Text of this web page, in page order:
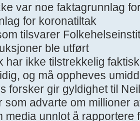
var noe faktagrunnlag
for koronatiltak
tilsvarer
ble utført
har ikke tilstrekkelig
og må oppheves
forsker gir gyldighet til
som advarte om millioner
media unnlot å rapportere